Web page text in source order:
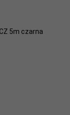
5m czarna